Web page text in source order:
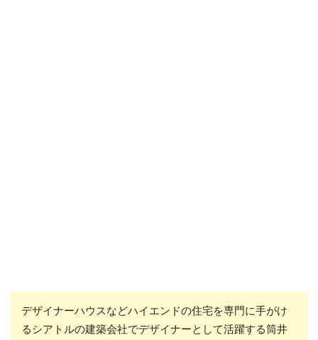
デザイナーハウスなどハイエンドの住宅を専門に手がけ
るシアトルの建築会社でデザイナーとして活躍する筒井